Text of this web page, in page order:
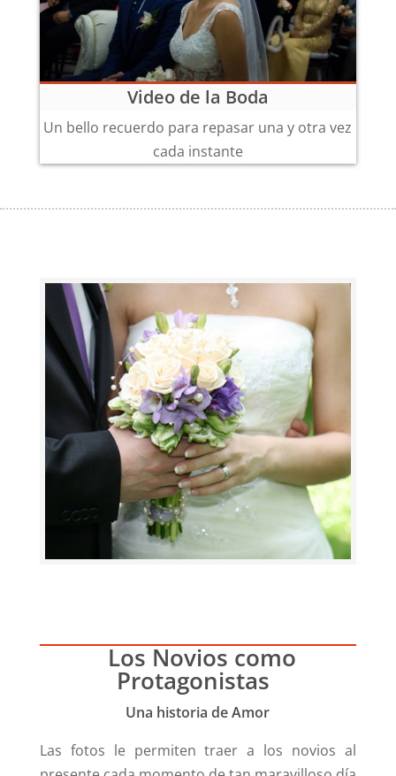
Video de la Boda
cada instante
Los Novios como
Protagonistas
Una historia de Amor
Las fotos le permiten traer a los novios al
presente cada momento de tan maravilloso día